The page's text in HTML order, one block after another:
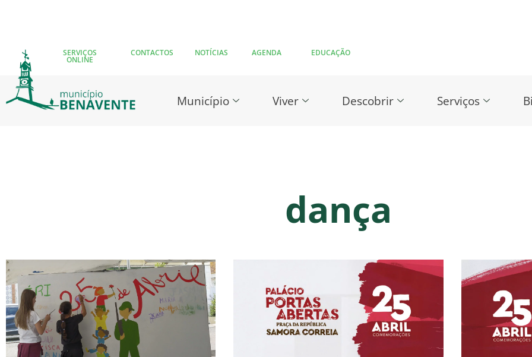
SERVIÇOS
ONLINE
CONTACTOS NOTÍCIAS AGENDA EDUCAÇÃO
Município Viver Descobrir Serviços
dança